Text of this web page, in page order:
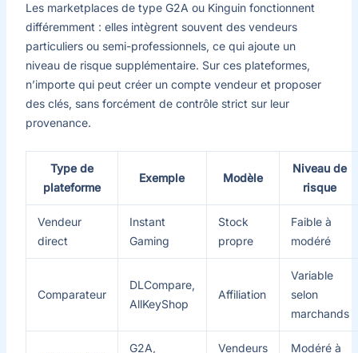
Les marketplaces de type G2A ou Kinguin fonctionnent
différemment : elles intègrent souvent des vendeurs
particuliers ou semi-professionnels, ce qui ajoute un
niveau de risque supplémentaire. Sur ces plateformes,
n’importe qui peut créer un compte vendeur et proposer
des clés, sans forcément de contrôle strict sur leur
provenance.
Type de
plateforme
Exemple Modèle
Niveau de
risque
Vendeur
direct
Instant
Gaming
Stock
propre
Faible à
modéré
Comparateur
DLCompare,
AllKeyShop
Affiliation
Variable
selon
marchands
G2A,
Vendeurs
Modéré à